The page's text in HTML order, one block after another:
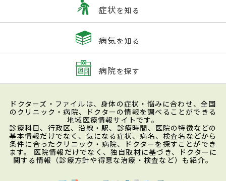
症状を知る
病気を知る
病院を探す
ドクターズ・ファイルは、身体の症状・悩みに合わせ、全国
のクリニック・病院、ドクターの情報を調べることができる
地域医療情報サイトです。
診療科目、行政区、沿線・駅、診療時間、医院の特徴などの
基本情報だけでなく、気になる症状、病名、検査名などから
条件に合ったクリニック・病院、ドクターを探すことができ
ます。 医院情報だけでなく、独自取材に基づき、ドクターに
関する情報（診療方針や得意な治療・検査など）も紹介。